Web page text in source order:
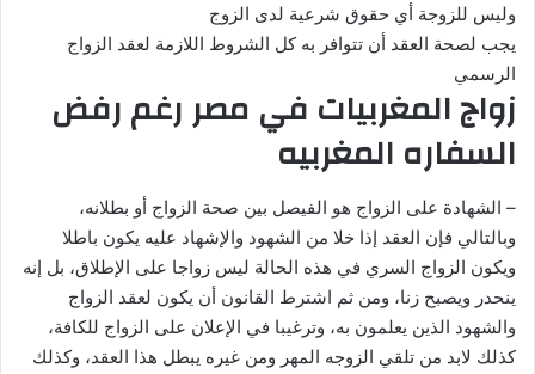
و
ن
ا
وليس للزوجة أي حقوق شرعية لدى الزوج
يجب لصحة العقد أن تتوافر به كل الشروط اللازمة لعقد الزواج
الرسمي
زواج المغربيات في مصر رغم رفض
السفاره المغربيه
– الشهادة على الزواج هو الفيصل بين صحة الزواج أو بطلانه،
وبالتالي فإن العقد إذا خلا من الشهود والإشهاد عليه يكون باطلا
ويكون الزواج السري في هذه الحالة ليس زواجا على الإطلاق، بل إنه
ينحدر ويصبح زنا، ومن ثم اشترط القانون أن يكون لعقد الزواج
والشهود الذين يعلمون به، وترغيبا في الإعلان على الزواج للكافة،
كذلك لابد من تلقي الزوجه المهر ومن غيره يبطل هذا العقد، وكذلك